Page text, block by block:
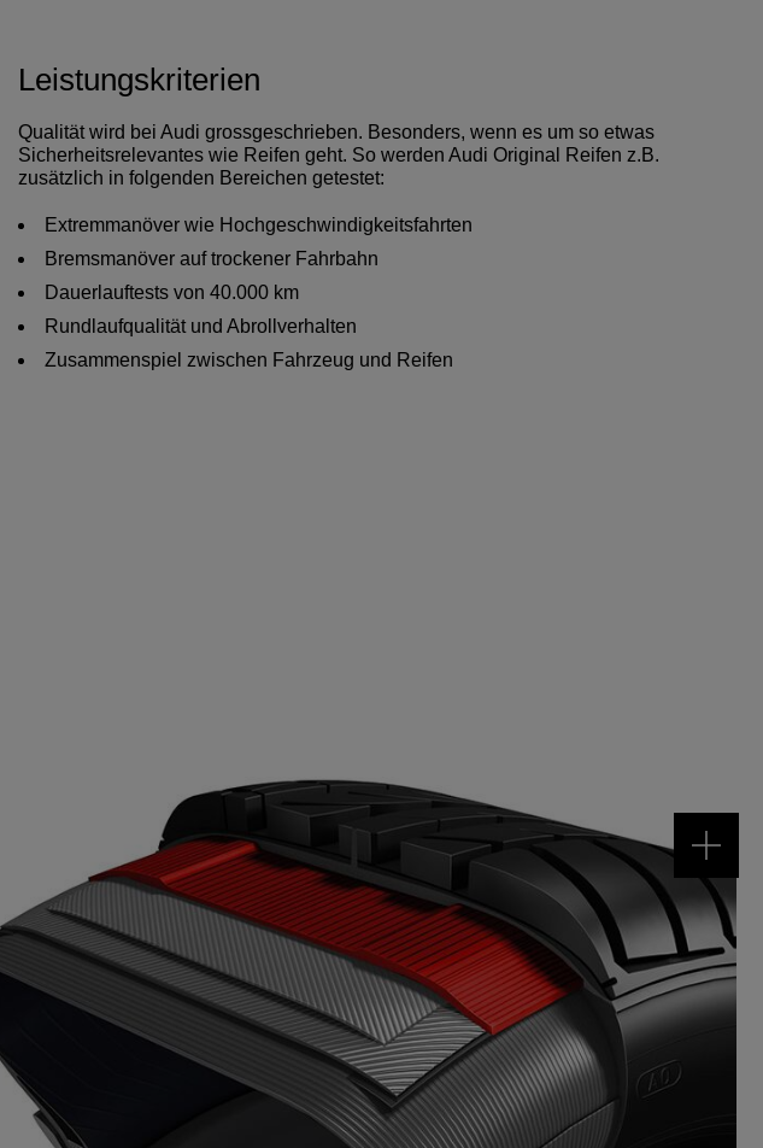
Leistungskriterien
Qualität wird bei Audi grossgeschrieben. Besonders, wenn es um so etwas
Sicherheitsrelevantes wie Reifen geht. So werden Audi Original Reifen z.B.
zusätzlich in folgenden Bereichen getestet:
Extremmanöver wie Hochgeschwindigkeitsfahrten
Bremsmanöver auf trockener Fahrbahn
Dauerlauftests von 40.000 km
Rundlaufqualität und Abrollverhalten
Zusammenspiel zwischen Fahrzeug und Reifen